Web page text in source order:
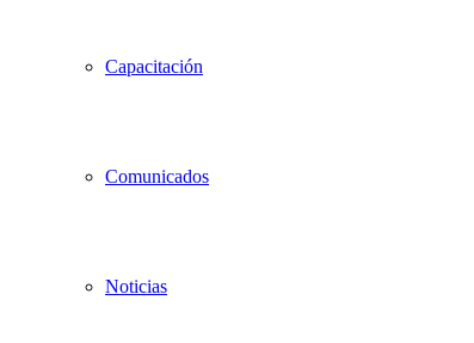
Capacitación
Comunicados
Noticias